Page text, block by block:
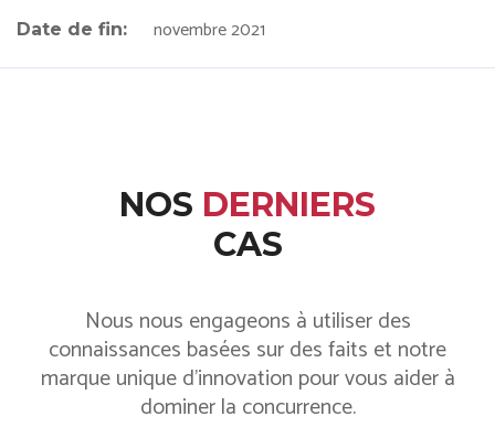
Date de fin: novembre 2021
NOS DERNIERS
CAS
Nous nous engageons à utiliser des
connaissances basées sur des faits et notre
marque unique d'innovation pour vous aider à
dominer la concurrence.